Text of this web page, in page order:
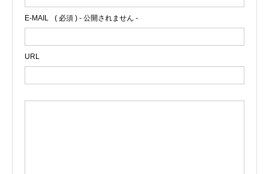
９年度 第１回麹町セミナー ２０１９年
度 第２回麹町セミナー ２０２１年度
E-MAIL ( 必須 ) - 公開されません -
URL